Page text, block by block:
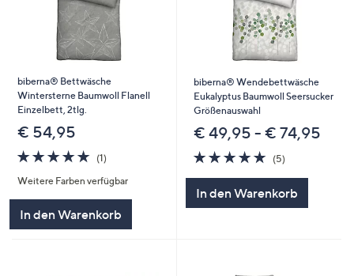
biberna® Bettwäsche
Wintersterne Baumwoll Flanell
Einzelbett, 2tlg.
€ 54,95
5.0
von
5
(1)
Weitere Farben verfügbar
In den Warenkorb
biberna® Wendebettwäsche
Eukalyptus Baumwoll Seersucker
Größenauswahl
€ 49,95 - € 74,95
5.0
von
5
(5)
In den Warenkorb